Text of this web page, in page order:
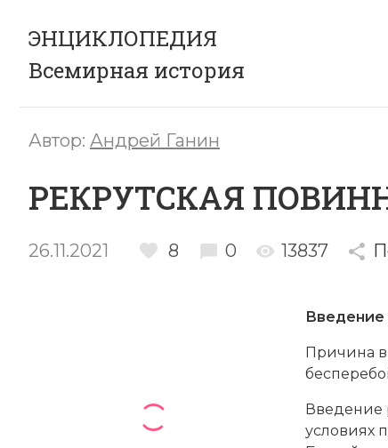
ЭНЦИКЛОПЕДИЯ
Всемирная история
Автор: Андрей Ганин
РЕКРУТСКАЯ
26.11.2021 8 0 13837
Введение
Причина
Введение
условиях